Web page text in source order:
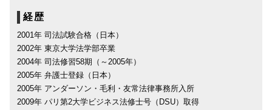
経歴
2001年 司法試験合格（日本）
2002年 東京大学法学部卒業
2004年 司法修習58期（～2005年）
2005年 弁護士登録（日本）
2005年 アンダーソン・毛利・友常法律事務所入所
2009年 パリ第2大学ビジネス法修士号（DSU）取得